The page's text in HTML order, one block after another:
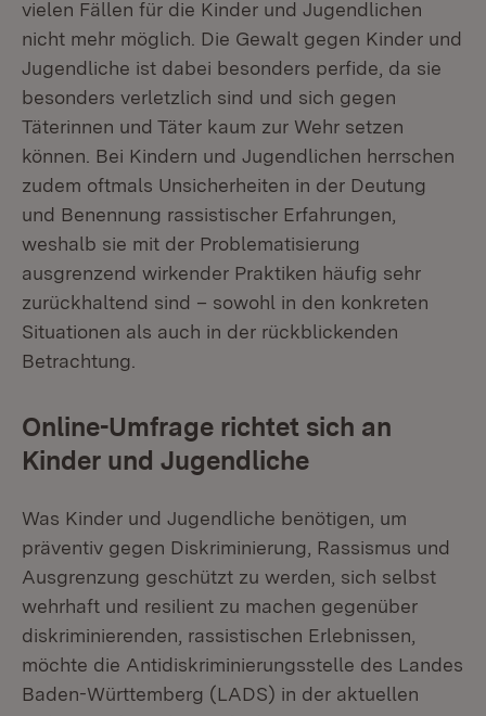
vielen Fällen für die Kinder und Jugendlichen
nicht mehr möglich. Die Gewalt gegen Kinder und
Jugendliche ist dabei besonders perfide, da sie
besonders verletzlich sind und sich gegen
Täterinnen und Täter kaum zur Wehr setzen
können. Bei Kindern und Jugendlichen herrschen
zudem oftmals Unsicherheiten in der Deutung
und Benennung rassistischer Erfahrungen,
weshalb sie mit der Problematisierung
ausgrenzend wirkender Praktiken häufig sehr
zurückhaltend sind – sowohl in den konkreten
Situationen als auch in der rückblickenden
Betrachtung.
Online-Umfrage richtet sich an
Kinder und Jugendliche
Was Kinder und Jugendliche benötigen, um
präventiv gegen Diskriminierung, Rassismus und
Ausgrenzung geschützt zu werden, sich selbst
wehrhaft und resilient zu machen gegenüber
diskriminierenden, rassistischen Erlebnissen,
möchte die Antidiskriminierungsstelle des Landes
Baden-Württemberg (LADS) in der aktuellen